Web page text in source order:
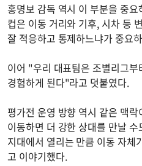
홍명보 감독 역시 이 부분을 중
컵은 이동 거리와 기후, 시차 등
잘 적응하고 통제하느냐가 중요
이어 "우리 대표팀은 조별리그
경험하게 된다"라고 덧붙였다.
평가전 운영 방향 역시 같은 맥
이동하면 더 강한 상대를 만날
지대에서 열리는 만큼 이동 자
고 이야기했다.